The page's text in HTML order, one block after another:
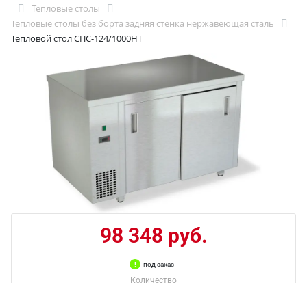
Тепловые столы
Тепловые столы без борта задняя стенка нержавеющая сталь
Тепловой стол СПС-124/1000НТ
98 348 руб.
под заказ
Количество